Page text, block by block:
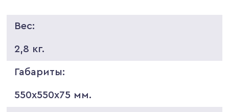
Вес:
2,8 кг.
Габариты:
550х550х75 мм.